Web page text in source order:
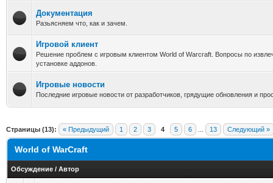
Документация
Разьясняем что, как и зачем.
Игровой клиент
Решение проблем с игровым клиентом World of Warcraft. Вопросы по
установке аддонов.
Игровые новости
Последние игровые новости от разработчиков, грядущие обновления и
Страницы (13): « Предыдущий 1 2 3 4 5 6 13 Следующий »
World of WarCraft
Обсуждение / Автор